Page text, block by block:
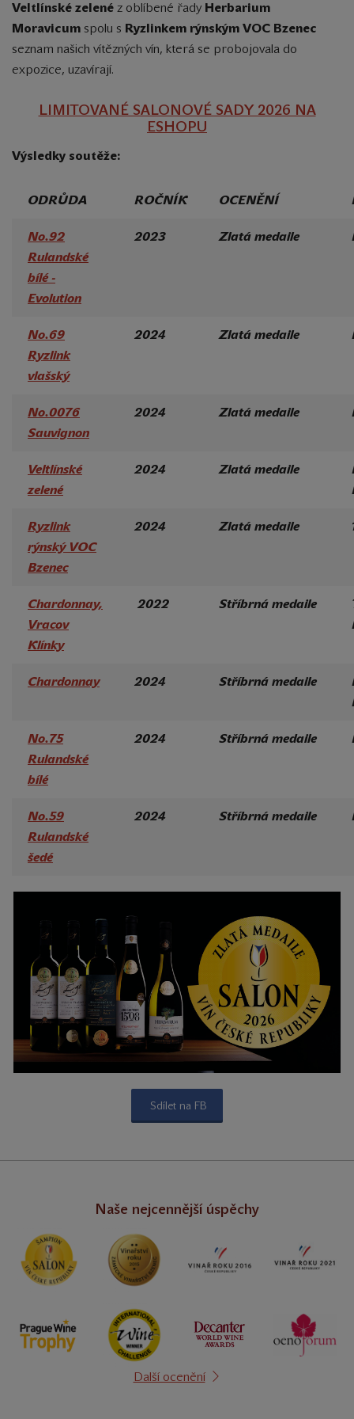
Veltlínské zelené z oblíbené řady Herbarium
Moravicum spolu s Ryzlinkem rýnským VOC Bzenec
seznam našich vítězných vín, která se probojovala do
expozice, uzavírají.
LIMITOVANÉ SALONOVÉ SADY 2026 NA
ESHOPU
Výsledky soutěže:
ODRŮDA ROČNÍK OCENĚNÍ
No.92
Rulandské
bílé -
Evolution
2023 Zlatá medaile
No.69
Ryzlink
vlašský
2024 Zlatá medaile
No.0076
Sauvignon
2024 Zlatá medaile
Veltlínské
zelené
2024 Zlatá medaile
Ryzlink
rýnský VOC
Bzenec
2024 Zlatá medaile
Chardonnay,
Vracov
Klínky
2022 Stříbrná medaile
Chardonnay 2024 Stříbrná medaile
No.75
Rulandské
bílé
2024 Stříbrná medaile
No.59
Rulandské
šedé
2024 Stříbrná medaile
Sdílet na FB
Naše nejcennější úspěchy
Další ocenění